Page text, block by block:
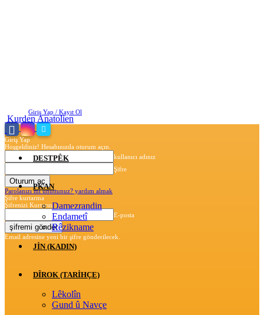
Giriş Yap / Kayıt Ol
Giriş Yap
Hoşgeldiniz! Hesabınızda oturum açın.
kullanıcı adınız
Şifre
Parolanızı mı unuttunuz? yardım almak
Şifre kurtarma
Şifrenizi Kurtarın
E-posta
Email adresine yeni bir şifre gönderilecek.
Kurden Anatolien
DESTPÊK
PKAN
Damezrandin
Endametî
Rêzikname
JİN (KADIN)
DÎROK (TARİHÇE)
Lêkolîn
Gund û Navçe